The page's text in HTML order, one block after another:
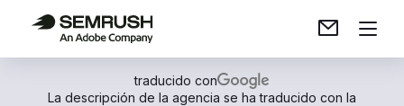
traducido con
La descripción de la agencia se ha traducido con la